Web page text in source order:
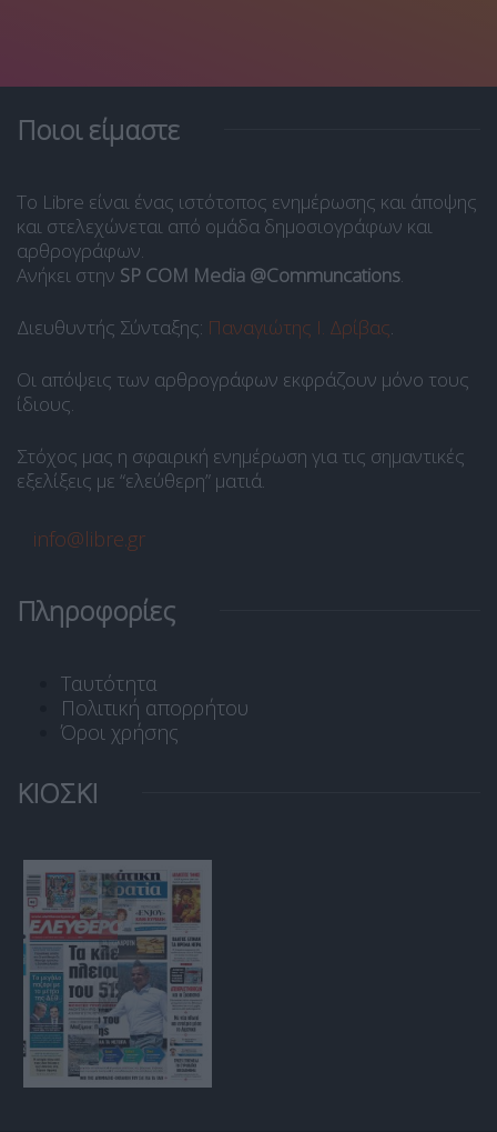
Ποιοι είμαστε
Το Libre είναι ένας ιστότοπος ενημέρωσης και άποψης
και στελεχώνεται από ομάδα δημοσιογράφων και
αρθρογράφων.
Ανήκει στην SP COM Media @Communcations.
Διευθυντής Σύνταξης: Παναγιώτης Ι. Δρίβας.
Οι απόψεις των αρθρογράφων εκφράζουν μόνο τους
ίδιους.
Στόχος μας η σφαιρική ενημέρωση για τις σημαντικές
εξελίξεις με “ελεύθερη” ματιά.
info@libre.gr
Πληροφορίες
Ταυτότητα
Πολιτική απορρήτου
Όροι χρήσης
ΚΙΟΣΚΙ